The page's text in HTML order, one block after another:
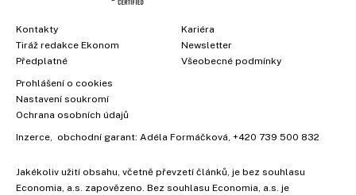
Kontakty
Tiráž redakce Ekonom
Předplatné
Kariéra
Newsletter
Všeobecné podmínky
Prohlášení o cookies
Nastavení soukromí
Ochrana osobních údajů
Inzerce , obchodní garant: Adéla Formáčková +420 739 500 832
Jakékoliv užití obsahu, včetně převzetí článků, je bez souhlasu
Economia, a.s. zapovězeno. Bez souhlasu Economia, a.s. je